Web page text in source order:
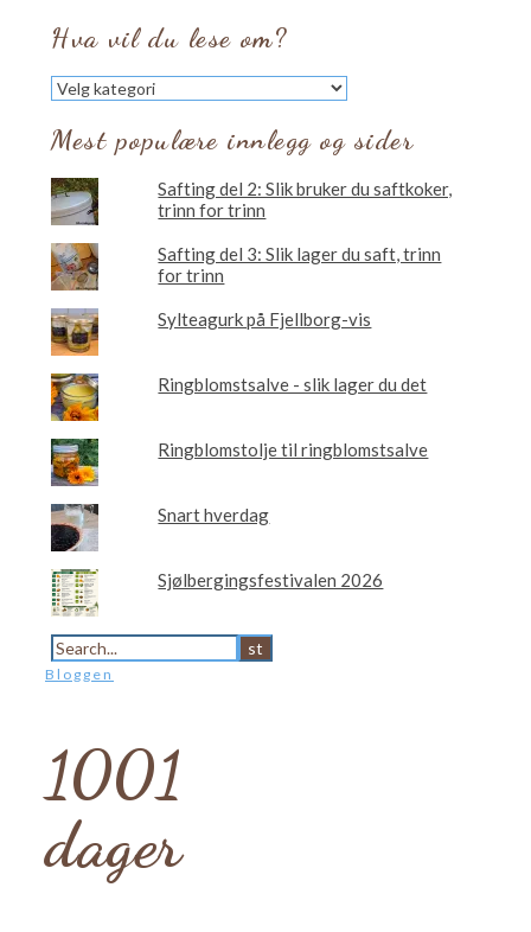
Hva vil du lese om?
Hva
vil
du
lese
Mest populære innlegg og sider
Safting del 2: Slik bruker du saftkoker,
trinn for trinn
Safting del 3: Slik lager du saft, trinn
for trinn
Sylteagurk på Fjellborg-vis
Ringblomstsalve - slik lager du det
Ringblomstolje til ringblomstsalve
Snart hverdag
Sjølbergingsfestivalen 2026
Bloggen
1001
dager